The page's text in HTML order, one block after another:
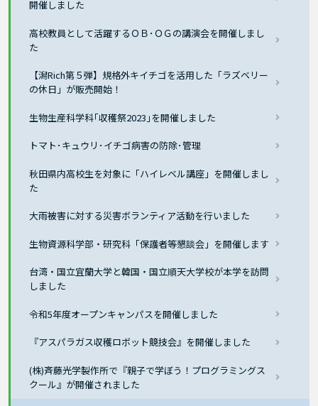
開催しました
高校教員として活躍するＯＢ･ＯＧの講演会を開催しまし
た
【潟Rich第５弾】規格外キイチゴを活用した「ラズベリー
の休日」が販売開始！
生物生産科学科｢収穫祭2023｣を開催しました
トマト･キュウリ･イチゴ病害の防除･管理
秋田県内高校生を対象に「ハイレベル講座」を開催しまし
た
大雨被害に対する災害ボランティア活動を行いました
生物資源科学部・研究科「保護者等懇談会」を開催します
台湾・国立宜蘭大学と韓国・国立順天大学校が本学を訪問
しました
令和5年度オープンキャンパスを開催しました
『アスパラガス収穫ロボット競技会』を開催しました
(株)斉藤光学製作所で『親子で学ぼう！プログラミングス
クール』が開催されました